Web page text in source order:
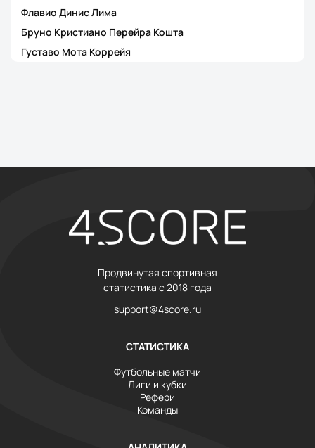
Флавио Динис Лима
Бруно Кристиано Перейра Кошта
Густаво Мота Коррейя
Продвинутая спортивная
статистика с 2018 года
support@4score.ru
СТАТИСТИКА
Футбольные матчи
Лиги и кубки
Рефери
Команды